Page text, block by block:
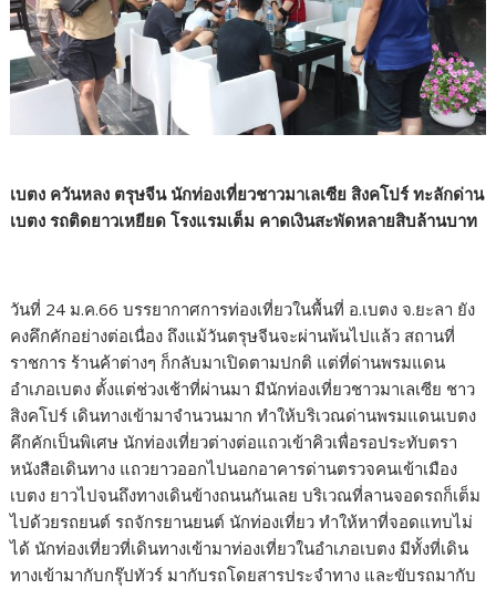
เบตง ควันหลง ตรุษจีน นักท่องเที่ยวชาวมาเลเซีย สิงคโปร์ ทะลักด่าน
เบตง รถติดยาวเหยียด โรงแรมเต็ม คาดเงินสะพัดหลายสิบล้านบาท
วันที่ 24 ม.ค.66 บรรยากาศการท่องเที่ยวในพื้นที่ อ.เบตง จ.ยะลา ยัง
คงคึกคักอย่างต่อเนื่อง ถึงแม้วันตรุษจีนจะผ่านพ้นไปแล้ว สถานที่
ราชการ ร้านค้าต่างๆ ก็กลับมาเปิดตามปกติ แต่ที่ด่านพรมแดน
อำเภอเบตง ตั้งแต่ช่วงเช้าที่ผ่านมา มีนักท่องเที่ยวชาวมาเลเซีย ชาว
สิงคโปร์ เดินทางเข้ามาจำนวนมาก ทำให้บริเวณด่านพรมแดนเบตง
คึกคักเป็นพิเศษ นักท่องเที่ยวต่างต่อแถวเข้าคิวเพื่อรอประทับตรา
หนังสือเดินทาง แถวยาวออกไปนอกอาคารด่านตรวจคนเข้าเมือง
เบตง ยาวไปจนถึงทางเดินข้างถนนกันเลย บริเวณที่ลานจอดรถก็เต็ม
ไปด้วยรถยนต์ รถจักรยานยนต์ นักท่องเที่ยว ทำให้หาที่จอดแทบไม่
ได้ นักท่องเที่ยวที่เดินทางเข้ามาท่องเที่ยวในอำเภอเบตง มีทั้งที่เดิน
ทางเข้ามากับกรุ๊ปทัวร์ มากับรถโดยสารประจำทาง และขับรถมากับ